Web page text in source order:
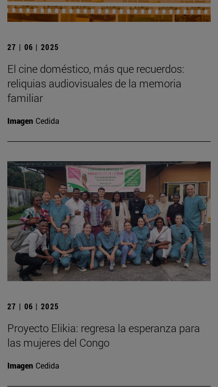
27 | 06 | 2025
El cine doméstico, más que recuerdos:
reliquias audiovisuales de la memoria
familiar
Imagen Cedida
27 | 06 | 2025
Proyecto Elikia: regresa la esperanza para
las mujeres del Congo
Imagen Cedida